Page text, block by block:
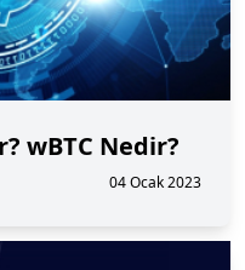
wBTC Nedir?
04 Ocak 2023